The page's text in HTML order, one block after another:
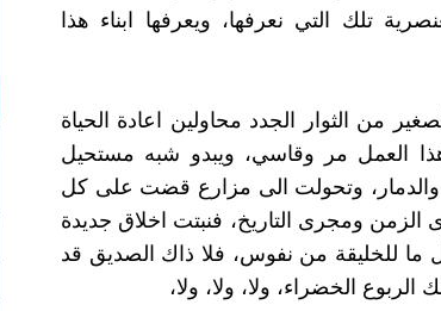
تلك التي نعرفها، ويعرفها ابناء هذا
من الثوار الجدد محاولين اعادة الحياة
العمل مر وقاسي، ويبدو شبه مستحيل
وتحولت الى مزارع قضت على كل
الزمن ومجرى التاريخ، فنبتت اخلاق جديدة
ما للخليقة من نفوس، فلا ذاك الصديق قد
الخضراء، ولا، ولا، ولا،